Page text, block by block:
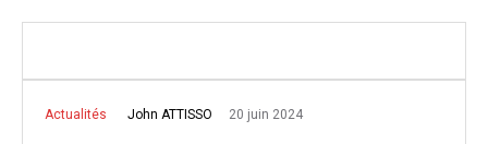
Actualités John ATTISSO 20 juin 2024